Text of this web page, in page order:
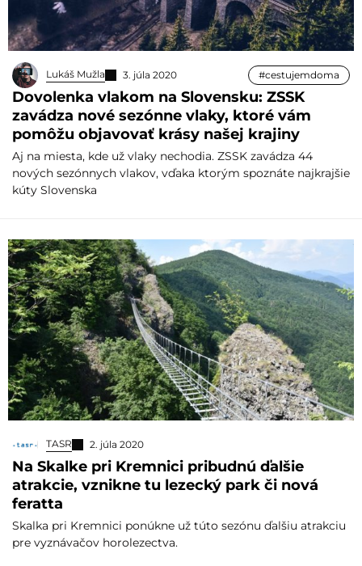
Lukáš Mužla 3. júla 2020 #cestujemdoma
Dovolenka vlakom na Slovensku: ZSSK
zavádza nové sezónne vlaky, ktoré vám
pomôžu objavovať krásy našej krajiny
Aj na miesta, kde už vlaky nechodia. ZSSK zavádza 44
nových sezónnych vlakov, vďaka ktorým spoznáte najkrajšie
kúty Slovenska
TASR 2. júla 2020
Na Skalke pri Kremnici pribudnú ďalšie
atrakcie, vznikne tu lezecký park či nová
feratta
Skalka pri Kremnici ponúkne už túto sezónu ďalšiu atrakciu
pre vyznávačov horolezectva.